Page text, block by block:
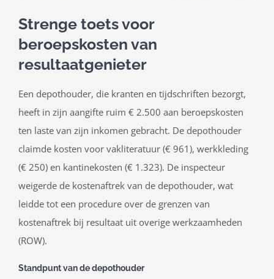
Strenge toets voor
beroepskosten van
resultaatgenieter
Een depothouder, die kranten en tijdschriften bezorgt,
heeft in zijn aangifte ruim € 2.500 aan beroepskosten
ten laste van zijn inkomen gebracht. De depothouder
claimde kosten voor vakliteratuur (€ 961), werkkleding
(€ 250) en kantinekosten (€ 1.323). De inspecteur
weigerde de kostenaftrek van de depothouder, wat
leidde tot een procedure over de grenzen van
kostenaftrek bij resultaat uit overige werkzaamheden
(ROW).
Standpunt van de depothouder